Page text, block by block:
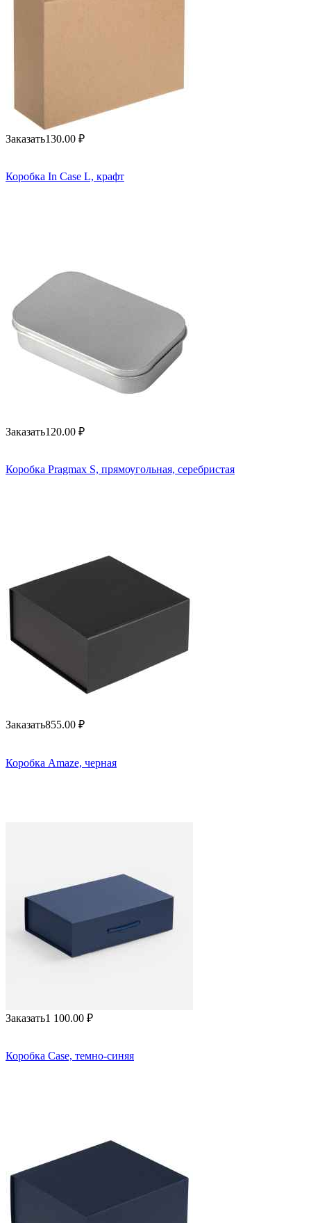
Заказать130.00 ₽
Коробка In Case L, крафт
Заказать120.00 ₽
Коробка Pragmax S, прямоугольная, серебристая
Заказать855.00 ₽
Коробка Amaze, черная
Заказать1 100.00 ₽
Коробка Case, темно-синяя